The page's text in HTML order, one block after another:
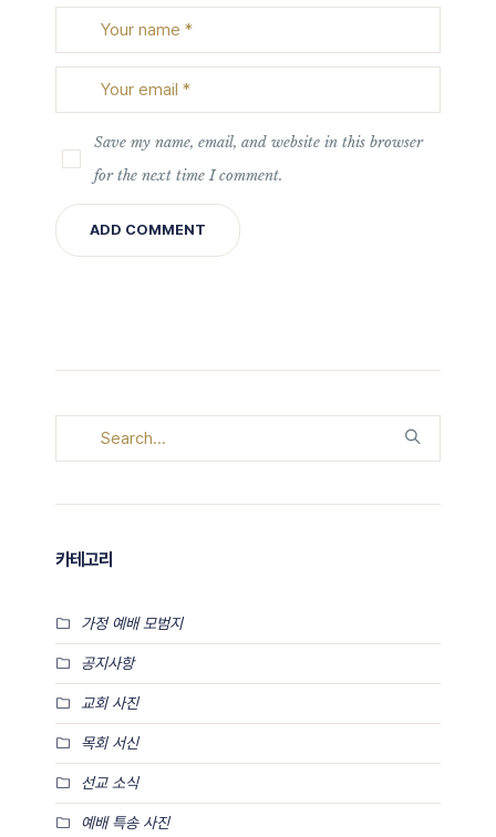
Save my name, email, and website in this browser
for the next time I comment.
카테고리
가정 예배 모범지
공지사항
교회 사진
목회 서신
선교 소식
예배 특송 사진